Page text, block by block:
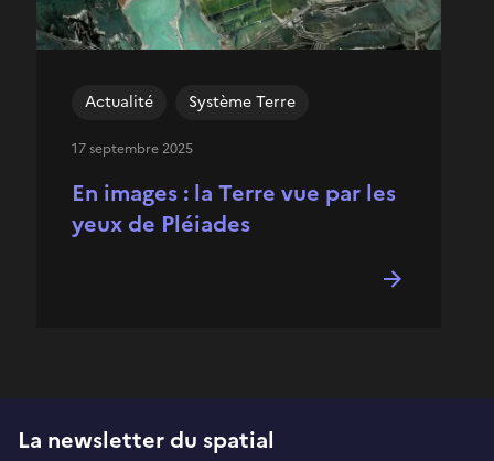
En images : la Terre vue par les
yeux de Pléiades
Actualité Système Terre
17 septembre 2025
La newsletter du spatial